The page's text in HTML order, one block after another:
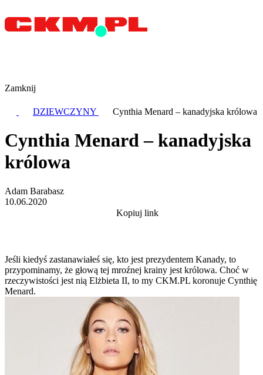
Zamknij
DZIEWCZYNY Cynthia Menard – kanadyjska królowa
Cynthia Menard – kanadyjska
królowa
Adam Barabasz
10.06.2020
Kopiuj link
Jeśli kiedyś zastanawiałeś się, kto jest prezydentem Kanady, to
przypominamy, że głową tej mroźnej krainy jest królowa. Choć w
rzeczywistości jest nią Elżbieta II, to my CKM.PL koronuje Cynthię
Menard.